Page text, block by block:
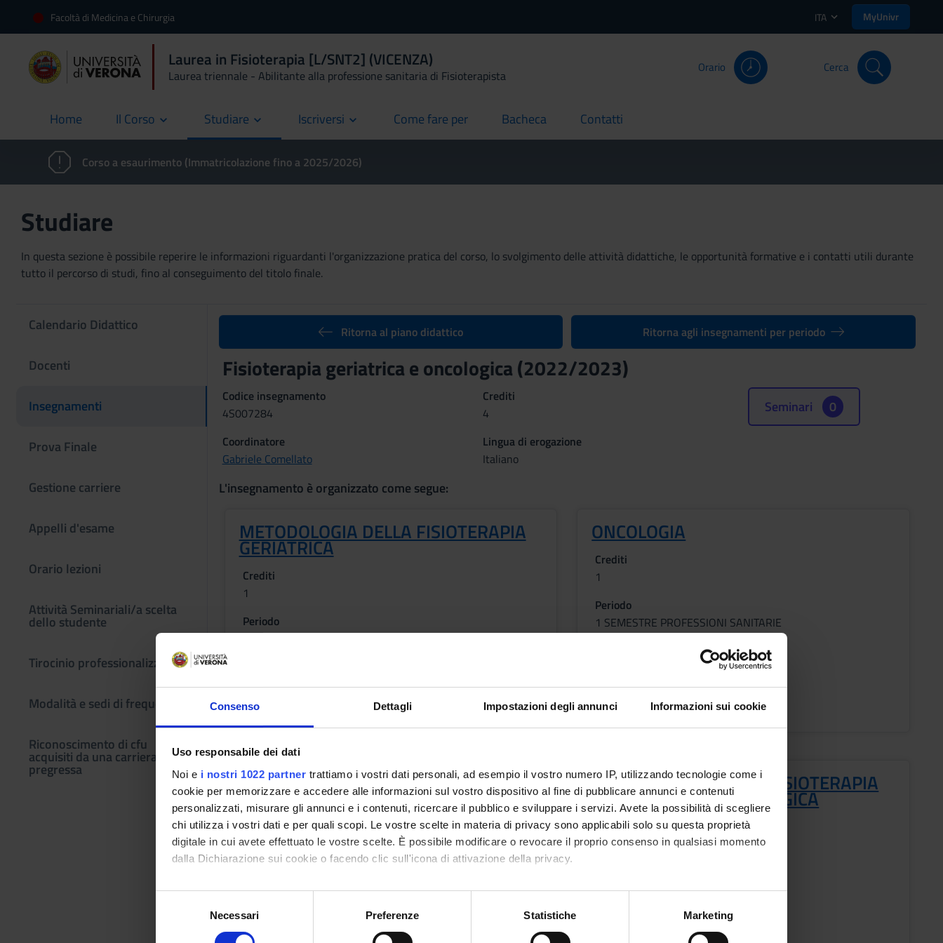
Consenso Dettagli Impostazioni degli annunci Informazioni sui cookie
Uso responsabile dei dati
Noi e i nostri 1022 partner trattiamo i vostri dati personali, ad esempio il vostro numero IP, utilizzando tecnologie come i
cookie per memorizzare e accedere alle informazioni sul vostro dispositivo al fine di pubblicare annunci e contenuti
personalizzati, misurare gli annunci e i contenuti, ricercare il pubblico e sviluppare i servizi. Avete la possibilità di scegliere
chi utilizza i vostri dati e per quali scopi. Le vostre scelte in materia di privacy sono applicabili solo su questa proprietà
digitale in cui avete effettuato le vostre scelte. È possibile modificare o revocare il proprio consenso in qualsiasi momento
dalla Dichiarazione sui cookie o facendo clic sull'icona di attivazione della privacy.
Con il tuo consenso, vorremmo anche:
raccogliere informazioni sulla tua posizione geografica, con un'approssimazione di qualche metro,
Necessari Preferenze Statistiche Marketing
Facoltà di Medicina e Chirurgia ITA MyUnivr
Laurea in Fisioterapia [L/SNT2] (VICENZA)
Laurea triennale - Abilitante alla professione sanitaria di Fisioterapista
Orario Cerca
Home
current Il Corso Studiare Iscriversi Come fare per
current Bacheca
current Contatti
current
Corso a esaurimento (Immatricolazione fino a 2025/2026)
Studiare
In questa sezione è possibile reperire le informazioni riguardanti l'organizzazione pratica del corso, lo svolgimento delle attività didattiche, le opportunità formative e i contatti utili durante
tutto il percorso di studi, fino al conseguimento del titolo finale.
Calendario Didattico
Docenti
Insegnamenti
Prova Finale
Gestione carriere
Appelli d'esame
Orario lezioni
Attività Seminariali/a scelta
dello studente
Tirocinio professionalizzante
Modalità e sedi di frequenza
Riconoscimento di cfu
acquisiti da una carriera
pregressa
Ritorna al piano didattico Ritorna agli insegnamenti per periodo
Fisioterapia geriatrica e oncologica (2022/2023)
Codice insegnamento
4S007284
Crediti
4
Coordinatore
Gabriele Comellato
Lingua di erogazione
Italiano
Seminari 0
L'insegnamento è organizzato come segue:
METODOLOGIA DELLA FISIOTERAPIA
GERIATRICA
Crediti
1
Periodo
1 SEMESTRE PROFESSIONI SANITARIE
Marcella Pevere
ONCOLOGIA
Crediti
1
Periodo
1 SEMESTRE PROFESSIONI SANITARIE
Orario Lezioni
GERIATRIA
Crediti
1
Periodo
Gabriele Comellato
METODOLOGIA DELLA FISIOTERAPIA
LINFOLOGICA E ONCOLOGICA
Crediti
1
1 SEMESTRE PROFESSIONI SANITARIE